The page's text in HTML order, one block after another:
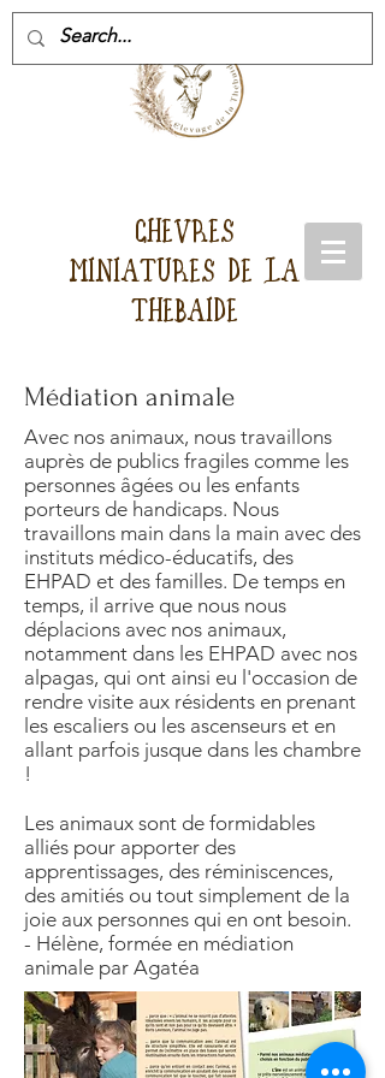
CHEVRES
MINIATURES DE LA
THEBAIDE
Médiation animale
Avec nos animaux, nous travaillons
auprès de publics fragiles comme les
personnes âgées ou les enfants
porteurs de handicaps. Nous
travaillons main dans la main avec des
instituts médico-éducatifs, des
EHPAD et des familles. De temps en
temps, il arrive que nous nous
déplacions avec nos animaux,
notamment dans les EHPAD avec nos
alpagas, qui ont ainsi eu l'occasion de
rendre visite aux résidents en prenant
les escaliers ou les ascenseurs et en
allant parfois jusque dans les chambre
!
Les animaux sont de formidables
alliés pour apporter des
apprentissages, des réminiscences,
des amitiés ou tout simplement de la
joie aux personnes qui en ont besoin.
- Hélène, formée en médiation
animale par Agatéa